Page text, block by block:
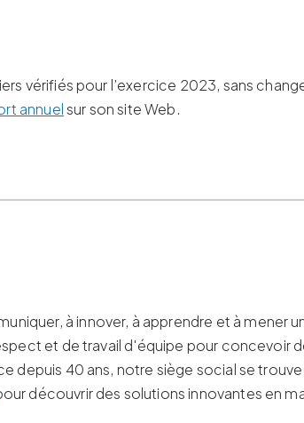
vérifiés pour l’exercice 2023, sans
annuelsur son site Web.
à innover, à apprendre et à mener
et de travail d'équipe pour concevoir
depuis 40 ans, notre siège social se
découvrir des solutions innovantes en